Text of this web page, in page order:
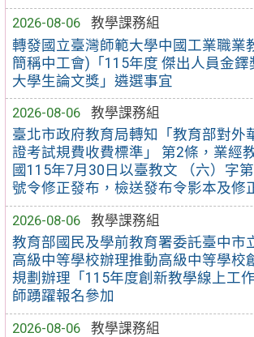
2026-08-06
教學課務組
轉發國立臺灣師範大學中國工業職業
簡稱中工會)「115年度 傑出人員金鐸
大學生論文獎」遴選事宜
2026-08-06
教學課務組
臺北市政府教育局轉知「教育部對外
證考試規費收費標準」 第2條，業經
國115年7月30日以臺教文 （六）字
號令修正發布，檢送發布令影本及修
2026-08-06
教學課務組
教育部國民及學前教育署委託臺中市
高級中等學校辦理推動高級中等學校
規劃辦理「115年度創新教學線上工
師踴躍報名參加
2026-08-06
教學課務組